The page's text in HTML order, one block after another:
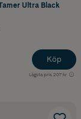
Ultra Black
Lägsta pris 207 kr
Köp